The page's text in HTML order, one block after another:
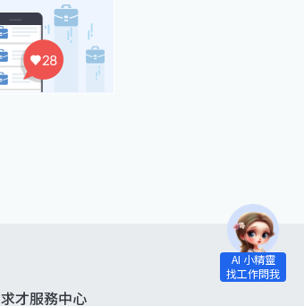
求才服務中心